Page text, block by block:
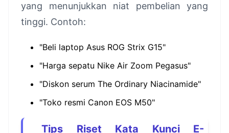
yang menunjukkan niat pembelian yang
tinggi. Contoh:
"Beli laptop Asus ROG Strix G15"
"Harga sepatu Nike Air Zoom Pegasus"
"Diskon serum The Ordinary Niacinamide"
"Toko resmi Canon EOS M50"
Tips Riset Kata Kunci E-